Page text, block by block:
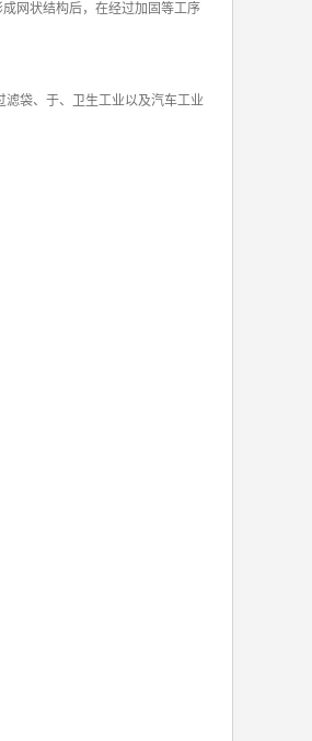
网状结构后，在经过加固等工序
滤袋、于、卫生工业以及汽车工业